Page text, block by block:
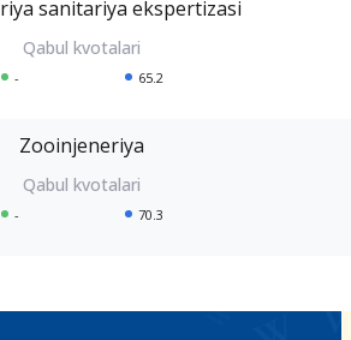
sanitariya ekspertizasi
- 65.2
Zooinjeneriya
- 70.3